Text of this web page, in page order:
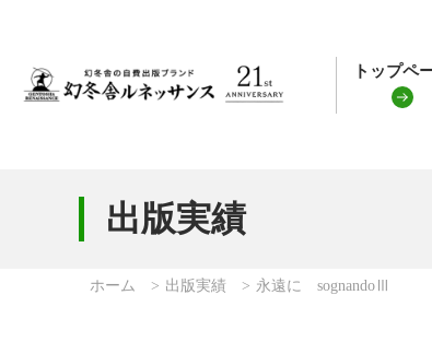
トップペ
出版実績
ホーム 出版実績 永遠に sognandoⅢ